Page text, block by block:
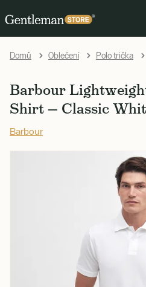
Domů Oblečení Polo trička
Barbour
Shirt — Classic
Barbour